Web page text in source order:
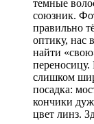
темные
союзник.
правильно
оптику, нас
найти
переносицу.
слишком
посадка:
кончики
цвет линз.